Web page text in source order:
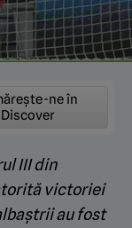
ne în
Discover
III din
victoriei
au fost